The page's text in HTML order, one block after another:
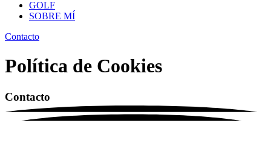
GOLF
SOBRE MÍ
Contacto
Política de Cookies
Contacto